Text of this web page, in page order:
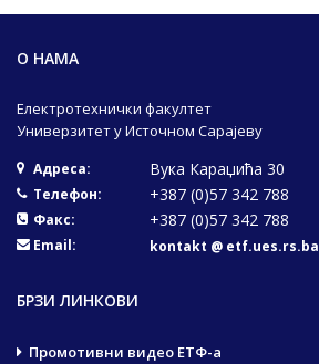
О НАМА
Електротехнички факултет
Универзитет у Источном Сарајеву
Адреса: Вука Караџића 30
Телефон: +387 (0)57 342 788
Факс: +387 (0)57 342 788
Email: kontakt @ etf.ues.rs.ba
БРЗИ ЛИНКОВИ
Промотивни видео ЕТФ-а